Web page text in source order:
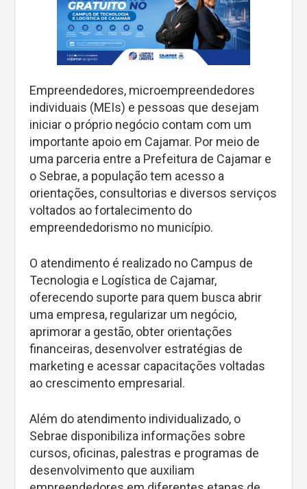
Empreendedores, microempreendedores
individuais (MEIs) e pessoas que desejam
iniciar o próprio negócio contam com um
importante apoio em Cajamar. Por meio de
uma parceria entre a Prefeitura de Cajamar e
o Sebrae, a população tem acesso a
orientações, consultorias e diversos serviços
voltados ao fortalecimento do
empreendedorismo no município.
O atendimento é realizado no Campus de
Tecnologia e Logística de Cajamar,
oferecendo suporte para quem busca abrir
uma empresa, regularizar um negócio,
aprimorar a gestão, obter orientações
financeiras, desenvolver estratégias de
marketing e acessar capacitações voltadas
ao crescimento empresarial.
Além do atendimento individualizado, o
Sebrae disponibiliza informações sobre
cursos, oficinas, palestras e programas de
desenvolvimento que auxiliam